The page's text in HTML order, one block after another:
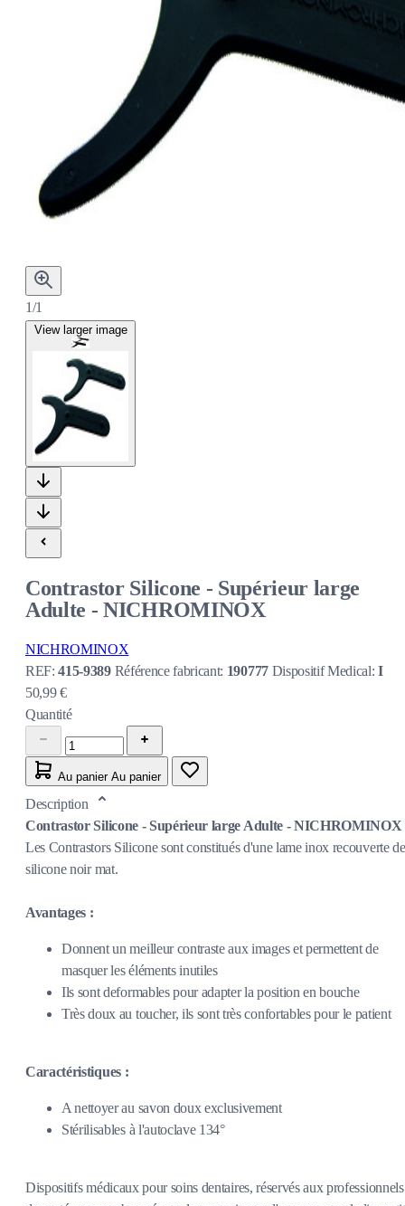
1/1
View larger image
Contrastor Silicone - Supérieur large
Adulte - NICHROMINOX
NICHROMINOX
REF:415-9389 Référence fabricant: 190777 Dispositif Medical:I
50,99 €
Quantité
Au panier Au panier
Description
Contrastor Silicone - Supérieur large Adulte - NICHROMINOX
Les Contrastors Silicone sont constitués d'une lame inox recouverte de
silicone noir mat.
Avantages :
Donnent un meilleur contraste aux images et permettent de
masquer les éléments inutiles
Ils sont deformables pour adapter la position en bouche
Très doux au toucher, ils sont très confortables pour le patient
Caractéristiques :
A nettoyer au savon doux exclusivement
Stérilisables à l'autoclave 134°
Dispositifs médicaux pour soins dentaires, réservés aux professionnels